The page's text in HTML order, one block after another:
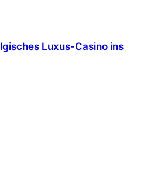
Luxus-Casino ins